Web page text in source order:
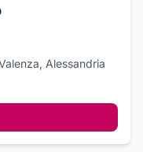
Alessandria